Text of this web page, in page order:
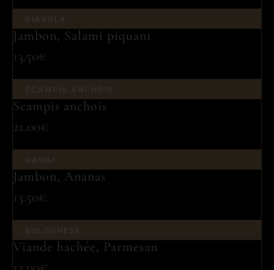
DIAVOLA
Jambon, Salami piquant
13.50€
SCAMPIS ANCHOIS
Scampis anchois
21.00€
HAWAI
Jambon, Ananas
13.50€
BOLOGNESE
Viande hachée, Parmesan